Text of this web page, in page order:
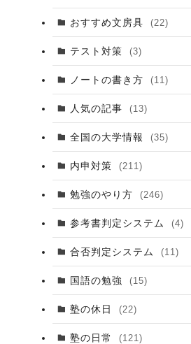
おすすめ文房具 (22)
テスト対策 (3)
ノートの書き方 (11)
人気の記事 (13)
全国の大学情報 (35)
内申対策 (211)
勉強のやり方 (246)
参考書判定システム (4)
合否判定システム (11)
国語の勉強 (15)
塾の休日 (22)
塾の日常 (121)